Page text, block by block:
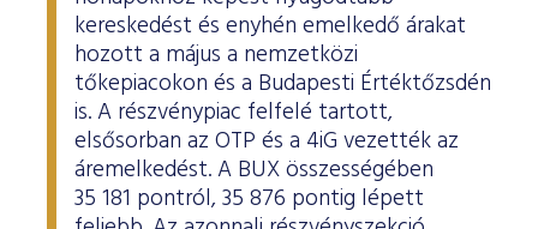
kereskedést és enyhén emelkedő árakat
hozott a május a nemzetközi
tőkepiacokon és a Budapesti Értéktőzsdén
is. A részvénypiac felfelé tartott,
elsősorban az OTP és a 4iG vezették az
áremelkedést. A BUX összességében
35 181 pontról, 35 876 pontig lépett